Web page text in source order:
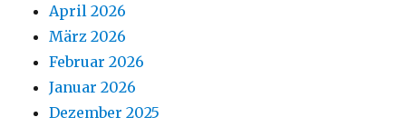
April 2026
März 2026
Februar 2026
Januar 2026
Dezember 2025